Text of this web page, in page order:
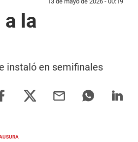
la
instaló en semifinales